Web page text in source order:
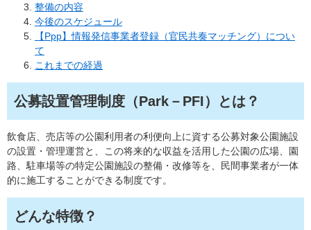
整備の内容
今後のスケジュール
【Ppp】情報発信事業者登録（官民共奏マッチング）につい
て
これまでの経過
公募設置管理制度（Park－PFI）とは？
飲食店、売店等の公園利用者の利便向上に資する公募対象公園施設
の設置・管理運営と、この将来的な収益を活用した公園の広場、園
路、駐車場等の特定公園施設の整備・改修等を、民間事業者が一体
的に施工することができる制度です。
どんな特徴？